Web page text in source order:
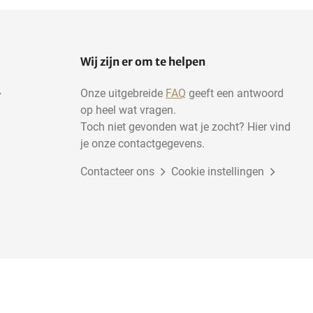
Wij zijn er om te helpen
Onze uitgebreide FAQ geeft een antwoord
op heel wat vragen.
Toch niet gevonden wat je zocht? Hier vind
je onze contactgegevens.
Contacteer ons Cookie instellingen